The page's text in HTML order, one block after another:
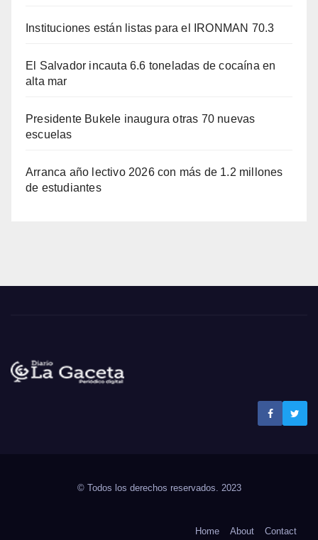
Instituciones están listas para el IRONMAN 70.3
El Salvador incauta 6.6 toneladas de cocaína en
alta mar
Presidente Bukele inaugura otras 70 nuevas
escuelas
Arranca año lectivo 2026 con más de 1.2 millones
de estudiantes
© Todos los derechos reservados. 2023
Home About Contact